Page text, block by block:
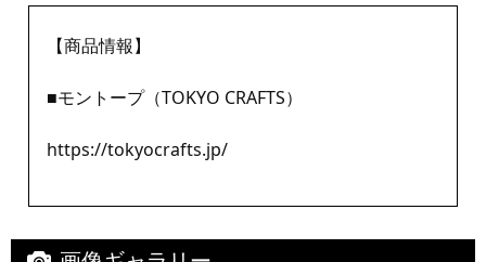
【商品情報】
■モントープ（TOKYO CRAFTS）
https://tokyocrafts.jp/